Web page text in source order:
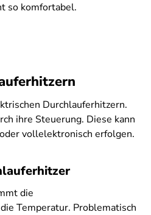
so komfortabel.
Durchlauferhitzern.
ihre Steuerung. Diese kann
vollelektronisch erfolgen.
die
Temperatur. Problematisch